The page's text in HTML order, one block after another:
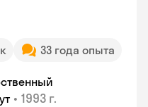
33 года опыта
• 1993 г.